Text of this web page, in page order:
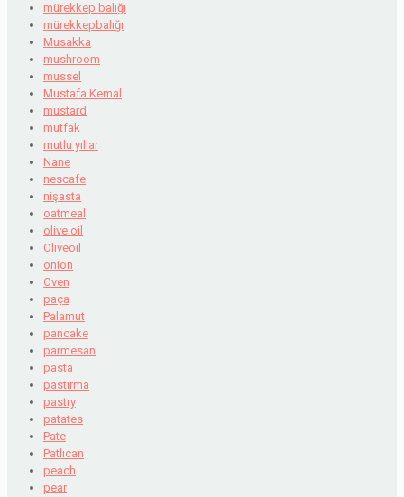
mürekkep balığı
mürekkepbalığı
Musakka
mushroom
mussel
Mustafa Kemal
mustard
mutfak
mutlu yıllar
Nane
nescafe
nişasta
oatmeal
olive oil
Oliveoil
onion
Oven
paça
Palamut
pancake
parmesan
pasta
pastırma
pastry
patates
Pate
Patlıcan
peach
pear